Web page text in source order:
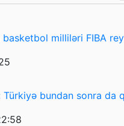
milliləri FIBA
Türkiyə bundan sonra da